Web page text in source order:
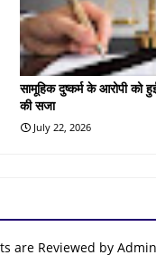
सामूहिक दुष्कर्म के आरोपी को
की सजा
July 22, 2026
are Reviewed by